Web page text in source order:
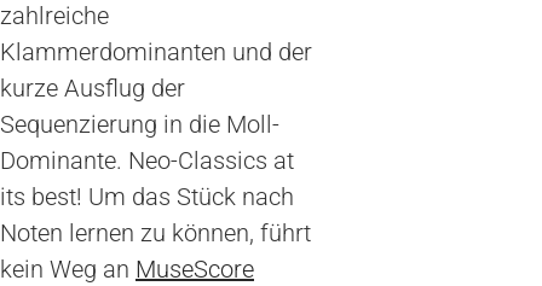
zahlreiche
Klammerdominanten und der
kurze Ausflug der
Sequenzierung in die Moll-
Dominante. Neo-Classics at
its best! Um das Stück nach
Noten lernen zu können, führt
kein Weg an MuseScore